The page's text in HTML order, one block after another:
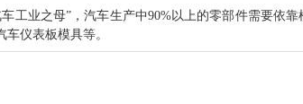
业之母”，汽车生产中90%以上的零部件需要依
仪表板模具等。